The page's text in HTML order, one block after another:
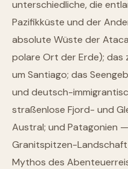
unterschiedliche, die
Pazifikküste und der
absolute Wüste der
polare Ort der Erde); das
um Santiago; das
und deutsch-
straßenlose Fjord- und
Austral; und Patagonien —
Granitspitzen-
Mythos des